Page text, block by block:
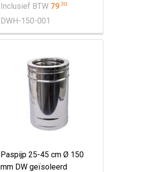
Inclusief BTW 79.30
DWH-150-001
Paspijp 25-45 cm Ø 150
mm DW geïsoleerd